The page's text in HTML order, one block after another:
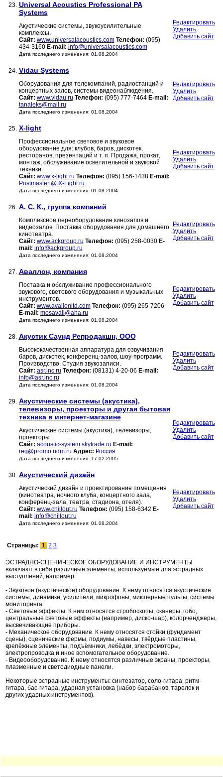
23. Universal Acoustics Professional PA
Systems
Акустические системы, звукоусилительные
комплексы.
Сайт: www.universalacoustics.com Телефон: (095)
434-3160 E-mail: info@universalacoustics.com
Дата последнего изменения: 01.08.2004
Редактировать
Удалить
Добавить сайт
24. Vidau Systems
Оборудования для телекомпаний, радиостанций и
концертных залов, системы видеонаблюдения.
Сайт: www.vidau.ru Телефон: (095) 777-7464 E-mail:
tanaleks@mail.ru
Дата последнего изменения: 01.08.2004
Редактировать
Удалить
Добавить сайт
25. X-light
Профессиональное световое и звуковое
оборудование для: клубов, баров, дискотек,
ресторанов, презентаций и т. п. Продажа, прокат,
монтаж, обслуживание осветительной и звуковой
техники.
Сайт: www.x-light.ru Телефон: (095) 156-1438 E-mail:
Postmaster @ X-Light.ru
Дата последнего изменения: 01.08.2004
Редактировать
Удалить
Добавить сайт
26. А. С. К., группа компаний
Комплексное переоборудование кинозалов и
видеозалов. Поставка оборудования для домашнего
кинотеатра.
Сайт: www.ackgroup.ru Телефон: (095) 258-0030 E-
mail: info@ackgroup.ru
Дата последнего изменения: 01.08.2004
Редактировать
Удалить
Добавить сайт
27. Аваллон, компания
Поставка и обслуживание профессионального
звукового, светового оборудования и музыкальных
инструментов.
Сайт: www.avallonltd.com Телефон: (095) 265-7206
E-mail: mosavall@aha.ru
Дата последнего изменения: 01.08.2004
Редактировать
Удалить
Добавить сайт
28. Акустик Саунд Репродакшн, ООО
Высококачественная аппаратура для озвучивания
баров, дискотек, конференц-залов, шоу-программ.
Производство. Студия звукозаписи.
Сайт: asr.inc.ru Телефон: (08131) 4-20-06 E-mail:
info@asr.inc.ru
Дата последнего изменения: 01.08.2004
Редактировать
Удалить
Добавить сайт
29. Акустические системы (акустика),
телевизоры, проекторы и другая бытовая
техника в интернет-магазине
Акустические системы (акустика), телевизоры,
проекторы
Сайт: acoustic-system.skytrade.ru E-mail:
reg@promo.udm.ru Адрес: Россия
Дата последнего изменения: 17.02.2005
Редактировать
Удалить
Добавить сайт
30. Акустический дизайн
Акустический дизайн и проектирование помещения
(кинотеатра, ночного клуба, концертного зала,
конференц-зала, театра, стадиона, отеля).
Сайт: www.chillout.ru Телефон: (095) 158-6342 E-
mail: info@chillout.ru
Дата последнего изменения: 01.08.2004
Редактировать
Удалить
Добавить сайт
Страницы: 1 2 3
ЭСТРАДНО-СЦЕНИЧЕСКОЕ ОБОРУДОВАНИЕ И ИНСТРУМЕНТЫ
включают в себя различные элементы, используемые для эстрадных
выступлений, например:
- Звуковое (акустическое) оборудование. К нему относятся акустические
системы, динамики, усилители, микрофоны, микшерные пульты, системы
мониторинга.
- Световые эффекты. К ним относятся стробоскопы, сканеры, гобо,
центральные световые эффекты (например, диско-шар), колорченджеры,
высвечивающие приборы.
- Механическое оборудование. К нему относятся стойки (фундамент
сцены), сценические фермы, подиумы, навесы, твёрдые пластины,
крепёжные элементы, подъёмники, лебёдки, электромоторы,
электропроводка и иное вспомогательное оборудование.
- Видеооборудование. К нему относятся различные экраны, проекторы,
плазменные и светодиодные панели.
Некоторые эстрадные инструменты: синтезатор, соло-гитара, ритм-
гитара, бас-гитара, ударная установка (набор барабанов, тарелок и
других ударных инструментов).